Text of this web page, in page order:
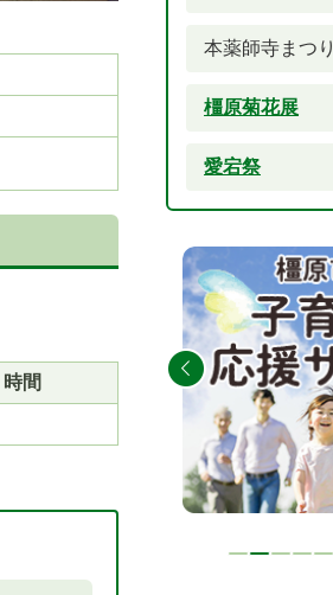
時間
本薬師寺まつり
橿原菊花展
愛宕祭
2
枚
目
の
ス
ド